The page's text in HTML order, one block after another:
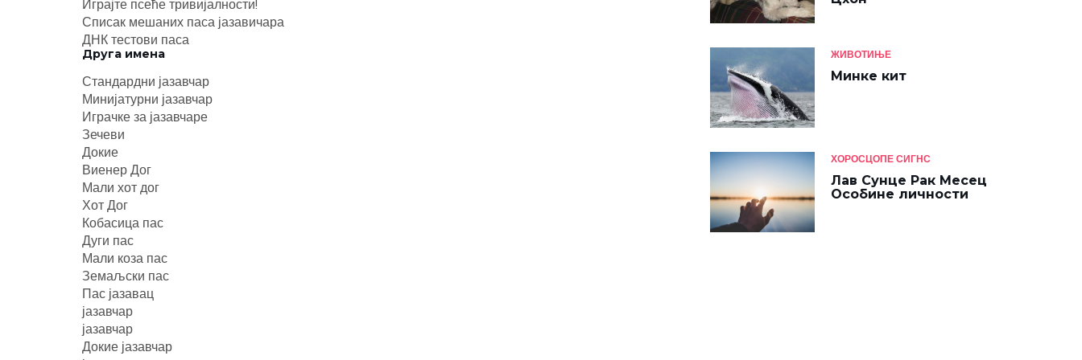
Играјте псеће тривијалности!
Списак мешаних паса јазавичара
ДНК тестови паса
Друга имена
Стандардни јазавчар
Минијатурни јазавчар
Играчке за јазавчаре
Зечеви
Докие
Виенер Дог
Мали хот дог
Хот Дог
Кобасица пас
Дуги пас
Мали коза пас
Земаљски пас
Пас јазавац
јазавчар
јазавчар
Докие јазавчар
ЖИВОТИЊЕ
Минке кит
ХОРОСЦОПЕ СИГНС
Лав Сунце Рак Месец
Особине личности